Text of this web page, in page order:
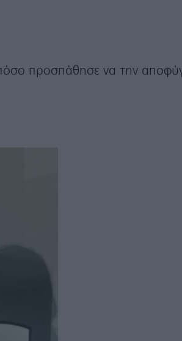
προσπάθησε να την